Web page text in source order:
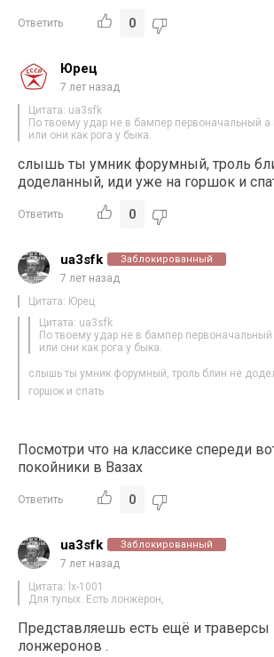
Ответить 0
Юрец
7 лет назад
Цитата: ua3sfk
По твоему удар не в бампер первоначальный а
или они как рога у быка.
слышь ты умник форумный, троль
доделанный, иди уже на горшок и
Ответить 0
ua3sfk Заблокированный
7 лет назад
Цитата: Юрец
Цитата: ua3sfk
По твоему удар не в бампер первоначальный
или они как рога у быка.
слышь ты умник форумный, троль блин не
горшок и спать
Посмотри что на классике спереди
покойники в Вазах
Ответить 0
ua3sfk Заблокированный
7 лет назад
Цитата: lx-1001
Для тупых. Есть лонжерон,
Представляешь есть ещё и траверсы
лонжеронов .